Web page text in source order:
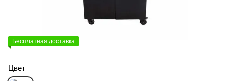
Бесплатная доставка
Цвет